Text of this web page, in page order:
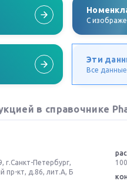
C
Эти
Все
в справочнике
г.Санкт-Петербург,
пр-кт, д.86, лит.А, Б